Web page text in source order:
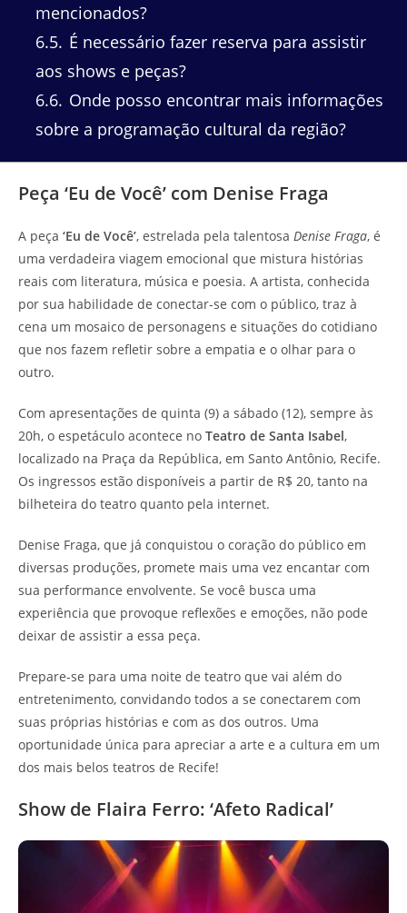
mencionados?
6.5 É necessário fazer reserva para assistir
aos shows e peças?
6.6 Onde posso encontrar mais informações
sobre a programação cultural da região?
Peça ‘Eu de Você’ com Denise Fraga
A peça ‘Eu de Você’, estrelada pela talentosa Denise Fraga, é
uma verdadeira viagem emocional que mistura histórias
reais com literatura, música e poesia. A artista, conhecida
por sua habilidade de conectar-se com o público, traz à
cena um mosaico de personagens e situações do cotidiano
que nos fazem refletir sobre a empatia e o olhar para o
outro.
Com apresentações de quinta (9) a sábado (12), sempre às
20h, o espetáculo acontece no Teatro de Santa Isabel,
localizado na Praça da República, em Santo Antônio, Recife.
Os ingressos estão disponíveis a partir de R$ 20, tanto na
bilheteira do teatro quanto pela internet.
Denise Fraga, que já conquistou o coração do público em
diversas produções, promete mais uma vez encantar com
sua performance envolvente. Se você busca uma
experiência que provoque reflexões e emoções, não pode
deixar de assistir a essa peça.
Prepare-se para uma noite de teatro que vai além do
entretenimento, convidando todos a se conectarem com
suas próprias histórias e com as dos outros. Uma
oportunidade única para apreciar a arte e a cultura em um
dos mais belos teatros de Recife!
Show de Flaira Ferro: ‘Afeto Radical’